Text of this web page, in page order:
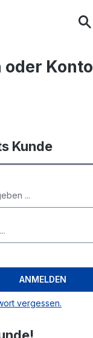
Konto
Kunde
vergessen.
ANMELDEN